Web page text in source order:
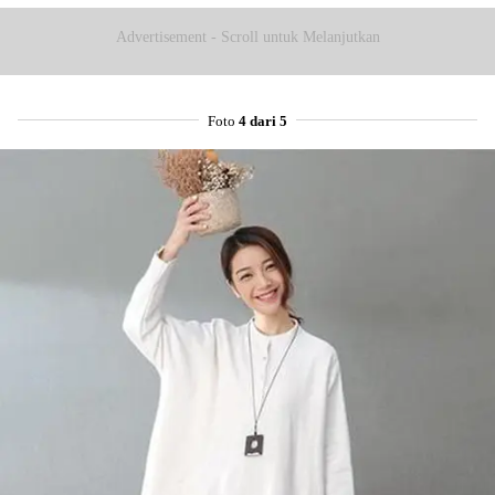
Advertisement - Scroll untuk Melanjutkan
Foto 4 dari 5